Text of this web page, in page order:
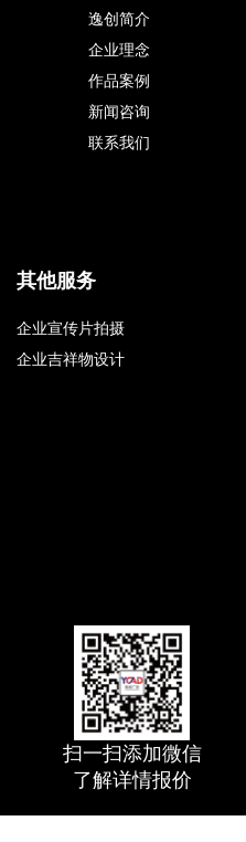
逸创简介
企业理念
作品案例
新闻咨询
联系我们
其他服务
企业宣传片拍摄
企业吉祥物设计
扫一扫添加微信
了解详情报价